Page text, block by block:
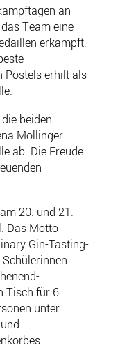
an
Team eine
erkämpft.
Postels erhilt als
beiden
Mollinger
ab. Die Freude
20. und 21.
Das Motto
Gin-Tasting-
Tisch für 6
unter